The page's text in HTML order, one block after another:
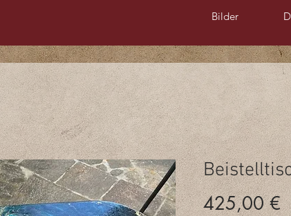
Bilder
425,00 €